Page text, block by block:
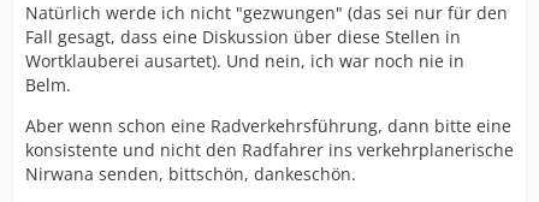
Natürlich werde ich nicht "gezwungen" (das sei nur für den
Fall gesagt, dass eine Diskussion über diese Stellen in
Wortklauberei ausartet). Und nein, ich war noch nie in
Belm.
Aber wenn schon eine Radverkehrsführung, dann bitte eine
konsistente und nicht den Radfahrer ins verkehrplanerische
Nirwana senden, bittschön, dankeschön.